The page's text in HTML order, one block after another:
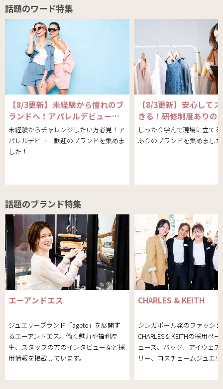
話題のワード特集
【8/3更新】未経験から憧れのブ
ランドへ！アパレルデビュー…
未経験からチャレンジしたい方必見！ア
パレルデビュー歓迎のブランドを集めま
した！
【8/3更新】安心して
きる！研修制度ありの
しっかり学んで現場に立て
ありのブランドを集めまし
話題のブランド特集
エーアンドエス
ジュエリーブランド「agete」を展開す
るエーアンドエス。働く魅力や福利厚
生、スタッフの方のインタビューなど採
用情報を掲載しています。
CHARLES & KEITH
シンガポール発のファッシ
CHARLES & KEITHの採用ペ
ューズ、バッグ、アイウェア
リー、コスチュームジュエ